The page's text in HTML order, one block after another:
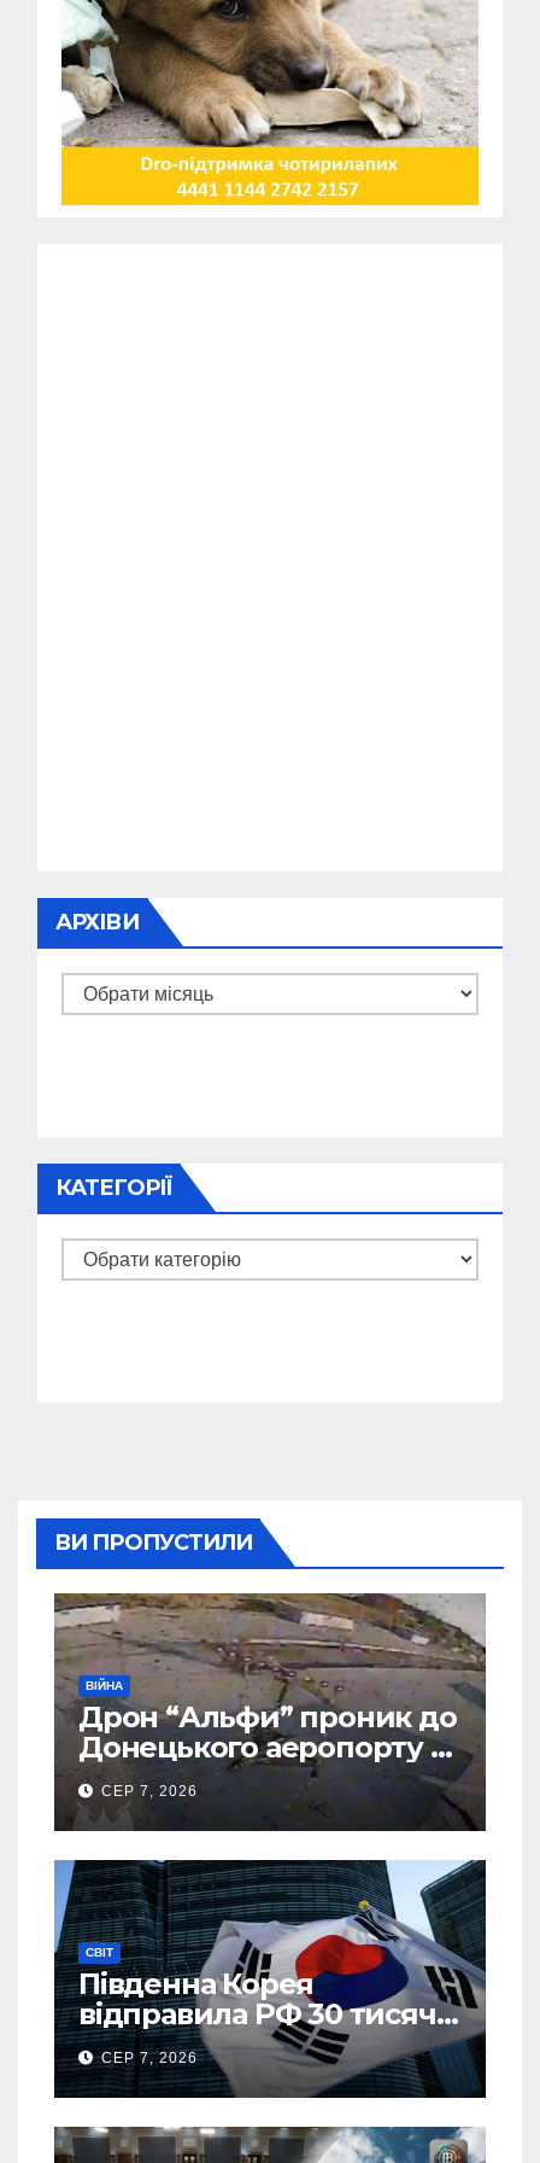
АРХІВИ
Архіви
КАТЕГОРІЇ
Категорії
ВИ ПРОПУСТИЛИ
ВІЙНА
Дрон “Альфи” проник до
Донецького аеропорту та
спалив “Шахед” ще до
запуску
СЕР 7, 2026
СВІТ
Південна Корея
відправила РФ 30 тисяч
тонн авіапалива
СЕР 7, 2026